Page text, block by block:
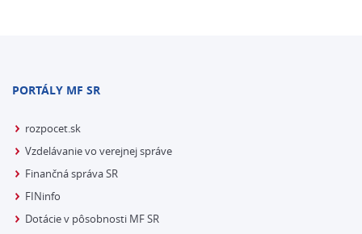
PORTÁLY MF SR
rozpocet.sk
Vzdelávanie vo verejnej správe
Finančná správa SR
FINinfo
Dotácie v pôsobnosti MF SR